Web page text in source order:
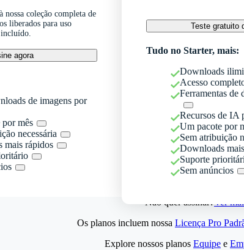
nossa coleção completa de
liberados para uso
agora
de imagens por
mês
necessária
mais rápidos
Teste gratuito
Tudo no Starter, mais:
Downloads
Acesso
Ferramentas de
Recursos de IA
Um pacote por
Sem atribuição
Downloads
Suporte
Sem anúncios
Não quer assinar?Ver
Os planos incluem nossa Licença Pro
Explore nossos planos Equipe e